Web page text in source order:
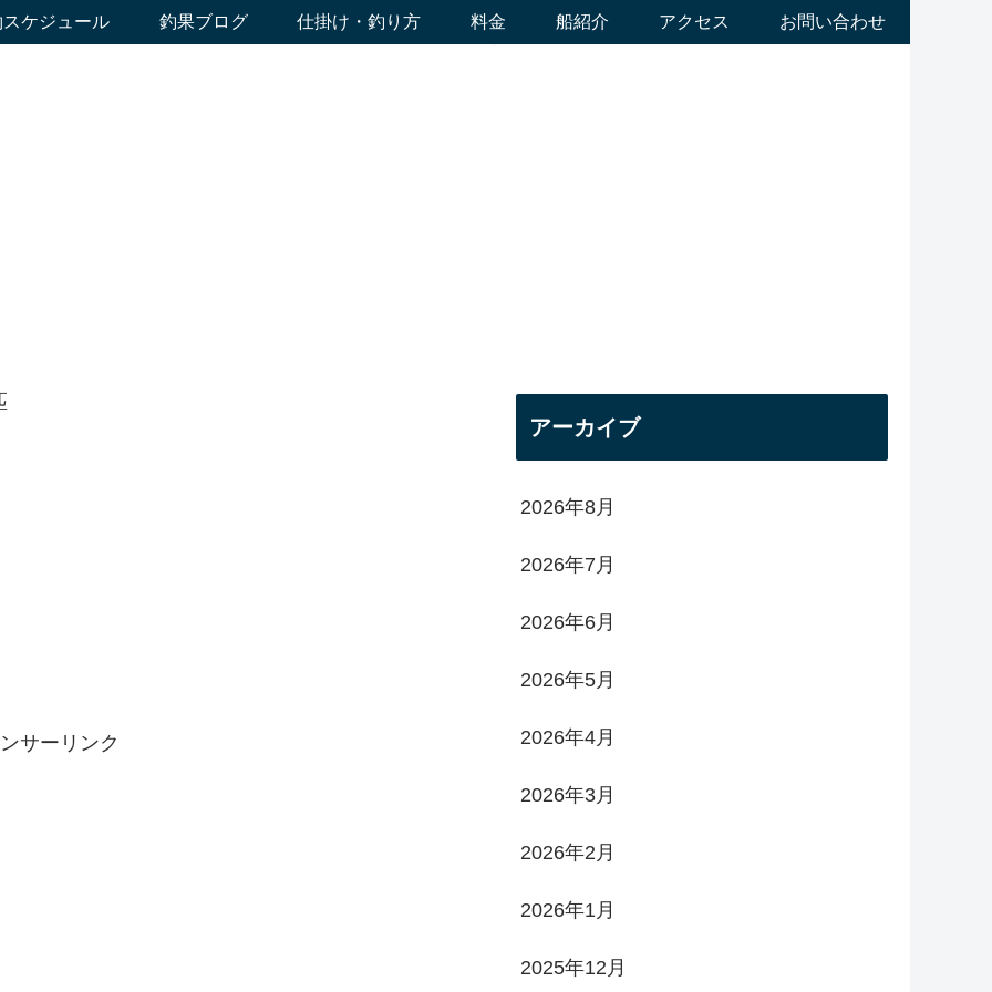
ケジュール 釣果ブログ 仕掛け・釣り方 料金 船紹介 アクセス お問い合わせ
サーリンク
アーカイブ
2026年8月
2026年7月
2026年6月
2026年5月
2026年4月
2026年3月
2026年2月
2026年1月
2025年12月